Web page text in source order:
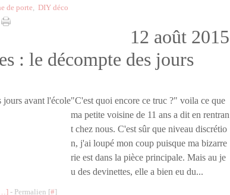
de porte, DIY déco
12 août 2015
: le décompte des jours
"C'est quoi encore ce truc ?" voila ce que
ma petite voisine de 11 ans a dit en rentran
t chez nous. C'est sûr que niveau discrétio
n, j'ai loupé mon coup puisque ma bizarre
rie est dans la pièce principale. Mais au je
u des devinettes, elle a bien eu du...
] - Permalien [#]